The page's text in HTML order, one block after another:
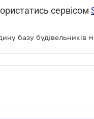
сервісом
базу будівельників